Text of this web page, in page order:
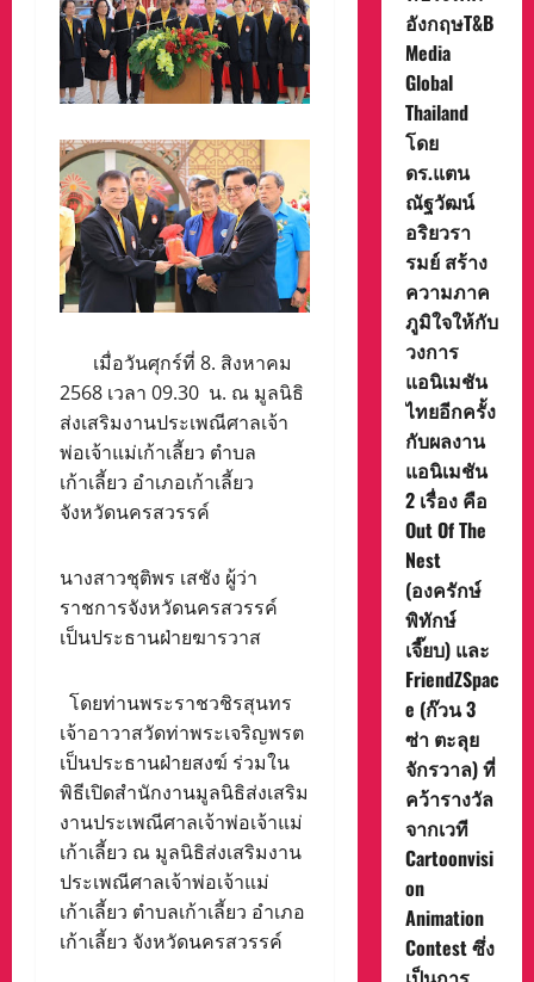
เมื่อวันศุกร์ที่ 8. สิงหาคม
2568 เวลา 09.30 น. ณ มูลนิธิ
ส่งเสริมงานประเพณีศาลเจ้า
พ่อเจ้าแม่เก้าเลี้ยว ตำบล
เก้าเลี้ยว อำเภอเก้าเลี้ยว
จังหวัดนครสวรรค์
นางสาวชุติพร เสชัง ผู้ว่า
ราชการจังหวัดนครสวรรค์
เป็นประธานฝ่ายฆารวาส
โดยท่านพระราชวชิรสุนทร
เจ้าอาวาสวัดท่าพระเจริญพรต
เป็นประธานฝ่ายสงฆ์ ร่วมใน
พิธีเปิดสำนักงานมูลนิธิส่งเสริม
งานประเพณีศาลเจ้าพ่อเจ้าแม่
เก้าเลี้ยว ณ มูลนิธิส่งเสริมงาน
ประเพณีศาลเจ้าพ่อเจ้าแม่
เก้าเลี้ยว ตำบลเก้าเลี้ยว อำเภอ
เก้าเลี้ยว จังหวัดนครสวรรค์
อังกฤษT&B
Media
Global
Thailand
โดย
ดร.แตน
ณัฐวัฒน์
อริยวรา
รมย์ สร้าง
ความภาค
ภูมิใจให้กับ
วงการ
แอนิเมชัน
ไทยอีกครั้ง
กับผลงาน
แอนิเมชัน
2 เรื่อง คือ
Out Of The
Nest
(องครักษ์
พิทักษ์
เจี๊ยบ) และ
FriendZSpac
e (ก๊วน 3
ซ่า ตะลุย
จักรวาล) ที่
คว้ารางวัล
จากเวที
Cartoonvisi
on
Animation
Contest ซึ่ง